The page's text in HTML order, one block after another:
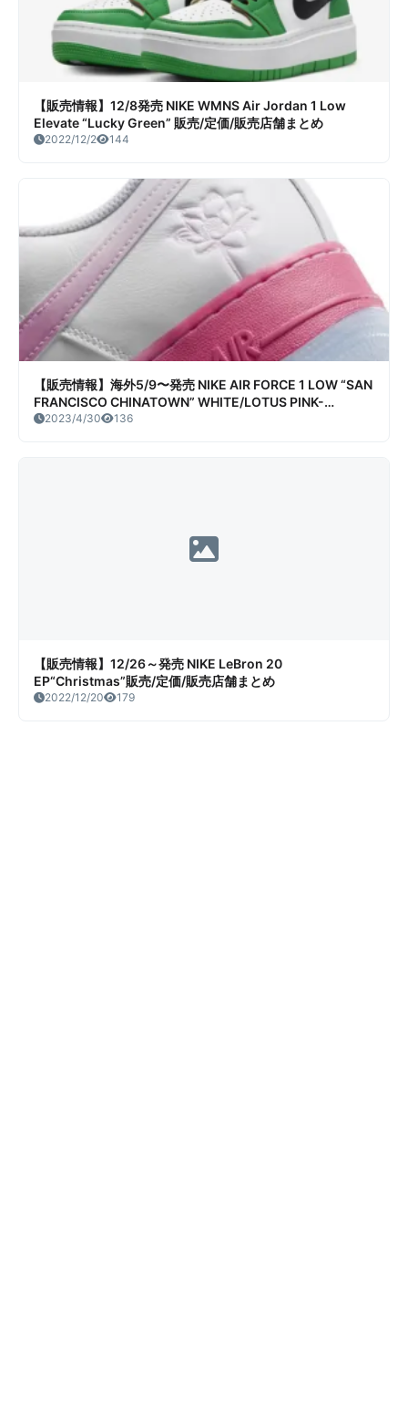
【販売情報】12/8発売 NIKE WMNS Air Jordan 1 Low
Elevate “Lucky Green” 販売/定価/販売店舗まとめ
2022/12/2 144
【販売情報】海外5/9〜発売 NIKE AIR FORCE 1 LOW “SAN
FRANCISCO CHINATOWN” WHITE/LOTUS PINK-
YELLOW GOLD-BLUE JAY-PINK FOAM-BLACK 販売/定
2023/4/30 136
【販売情報】12/26～発売 NIKE LeBron 20
EP“Christmas”販売/定価/販売店舗まとめ
2022/12/20 179